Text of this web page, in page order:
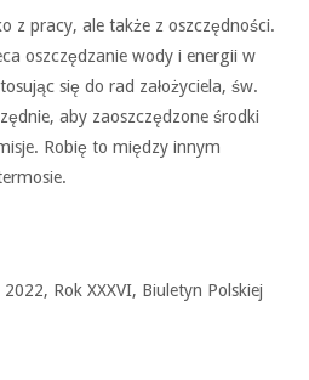
z pracy, ale także z oszczędności.
oszczędzanie wody i energii w
się do rad założyciela, św.
aby zaoszczędzone środki
Robię to między innym
Rok XXXVI, Biuletyn Polskiej